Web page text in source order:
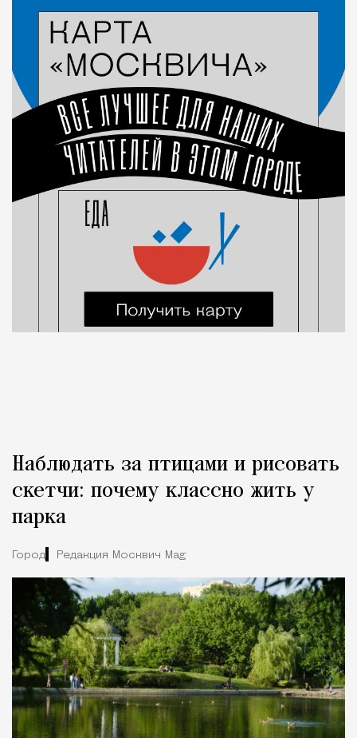
Город
Наблюдать за птицами и рисовать
скетчи: почему классно жить у
парка
Город Редакция Москвич Mag